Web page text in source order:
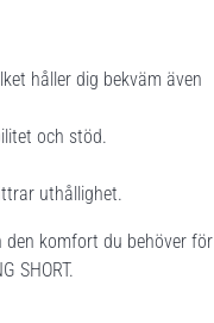
håller dig bekväm även
och stöd.
uthållighet.
den komfort du behöver för
SHORT.